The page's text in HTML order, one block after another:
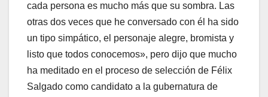
cada persona es mucho más que su sombra. Las
otras dos veces que he conversado con él ha sido
un tipo simpático, el personaje alegre, bromista y
listo que todos conocemos», pero dijo que mucho
ha meditado en el proceso de selección de Félix
Salgado como candidato a la gubernatura de